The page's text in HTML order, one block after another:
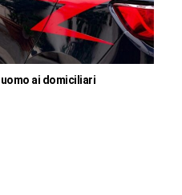
ai domiciliari